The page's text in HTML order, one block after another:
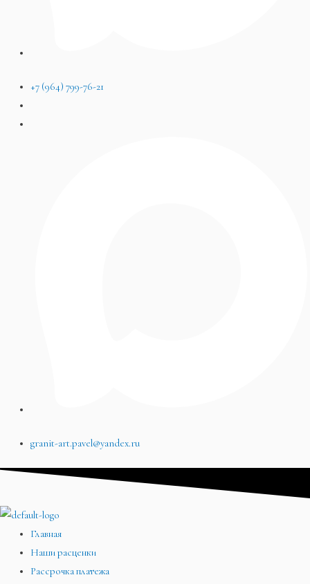
+7 (964) 799-76-21
granit-art.pavel@yandex.ru
Главная
Наши расценки
Рассрочка платежа